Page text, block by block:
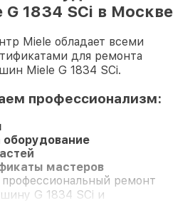
1834 SCi в Москве
Miele обладает всеми
для ремонта
Miele G 1834 SCi.
профессионализм:
мастеров
ремонт
G 1834 SCi и